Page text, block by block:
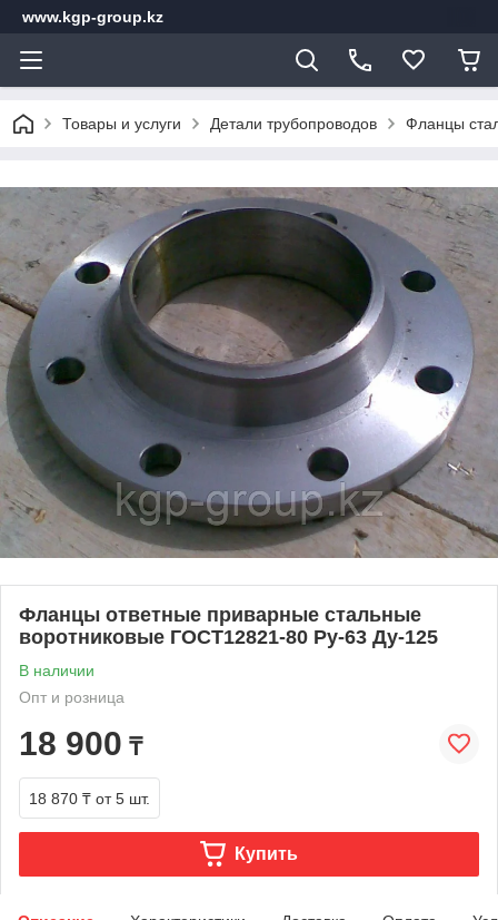
www.kgp-group.kz
Товары и услуги Детали трубопроводов Фланцы
Фланцы ответные приварные стальные
воротниковые ГОСТ12821-80 Ру-63 Ду-125
В наличии
Опт и розница
18 900 ₸
18 870 ₸ от 5 шт.
Купить